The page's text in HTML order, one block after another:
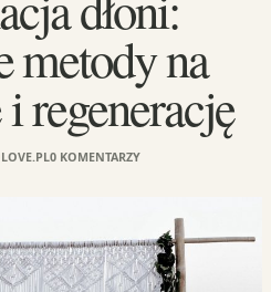
metody na
regenerację
0 KOMENTARZY